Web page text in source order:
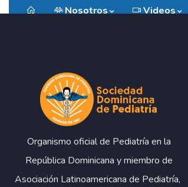
Nosotros Videos
Organismo oficial de Pediatría en la
República Dominicana y miembro de
Asociación Latinoamericana de Pediatría,